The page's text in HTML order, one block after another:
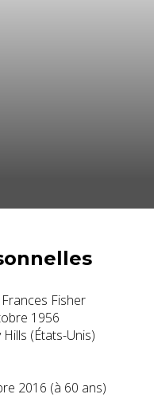
Fisher
1956
Hills (États-Unis)
2016 (à 60 ans)